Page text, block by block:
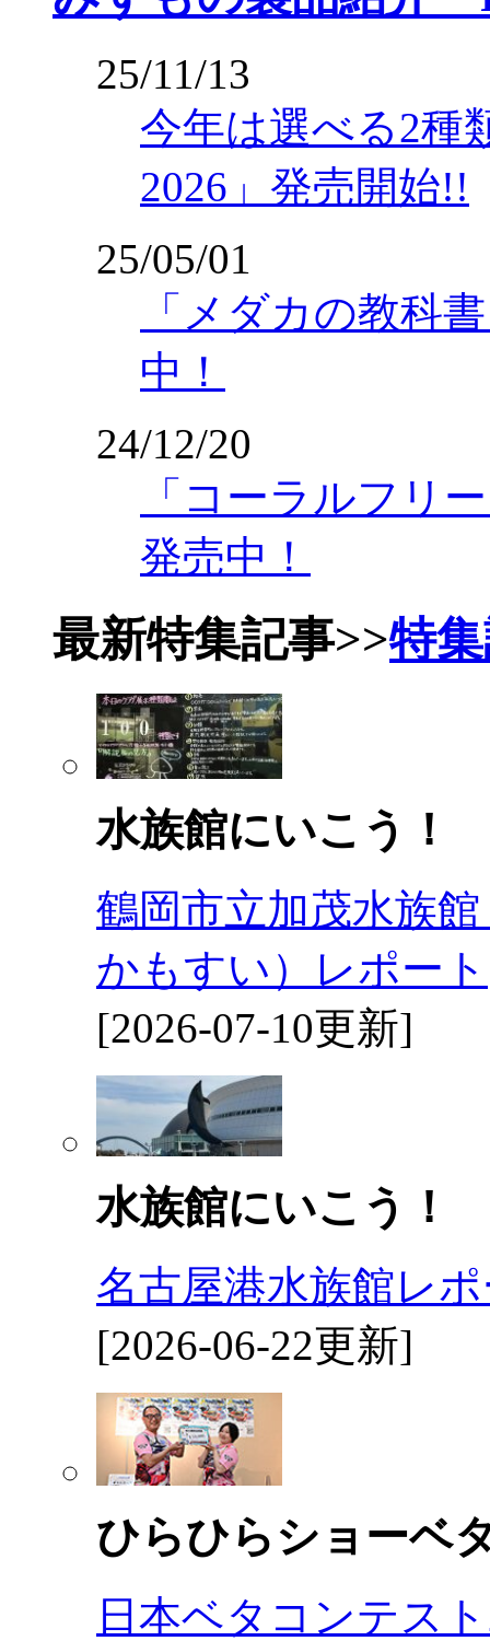
25/11/13
今年は選べる2種
2026」発売開始!!
25/05/01
「メダカの教科
中！
24/12/20
「コーラルフリ
発売中！
最新特集記事>>特
水族館にいこう！
鶴岡市立加茂水族
かもすい）レポート
[2026-07-10更新]
水族館にいこう！
名古屋港水族館レ
[2026-06-22更新]
ひらひらショーベ
日本ベタコンテス